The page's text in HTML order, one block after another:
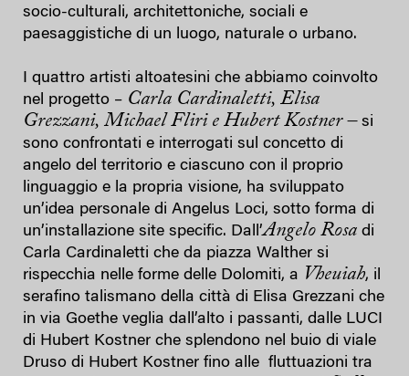
socio-culturali, architettoniche, sociali e
paesaggistiche di un luogo, naturale o urbano.
I quattro artisti altoatesini che abbiamo coinvolto
nel progetto – Carla Cardinaletti, Elisa
Grezzani, Michael Fliri e Hubert Kostner – si
sono confrontati e interrogati sul concetto di
angelo del territorio e ciascuno con il proprio
linguaggio e la propria visione, ha sviluppato
un’idea personale di Angelus Loci, sotto forma di
un’installazione site specific. Dall’Angelo Rosa di
Carla Cardinaletti che da piazza Walther si
rispecchia nelle forme delle Dolomiti, a Vheuiah, il
serafino talismano della città di Elisa Grezzani che
in via Goethe veglia dall’alto i passanti, dalle LUCI
di Hubert Kostner che splendono nel buio di viale
Druso di Hubert Kostner fino alle fluttuazioni tra